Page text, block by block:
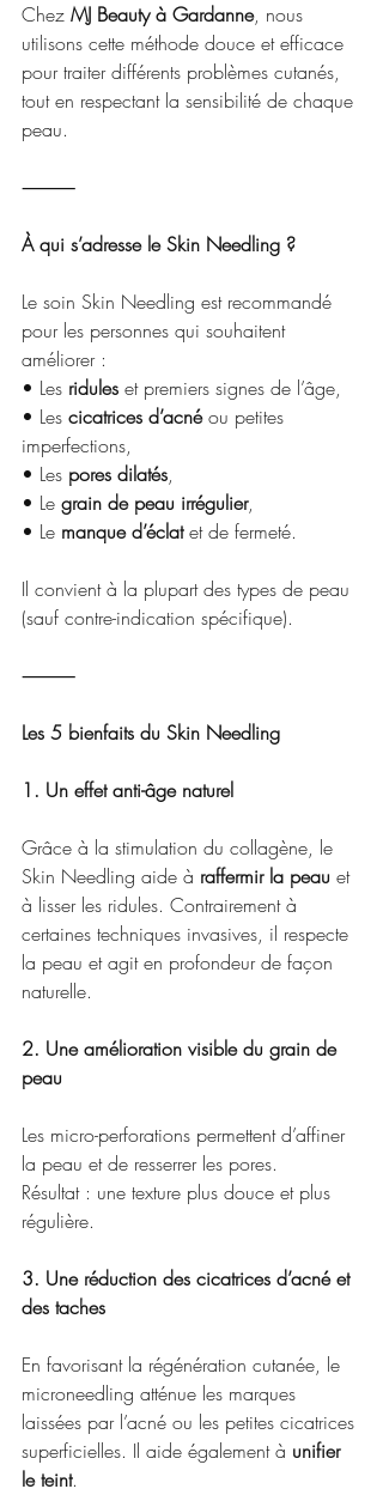
Chez MJ Beauty à Gardanne, nous
utilisons cette méthode douce et efficace
pour traiter différents problèmes cutanés,
tout en respectant la sensibilité de chaque
peau.
⸻
À qui s’adresse le Skin Needling ?
Le soin Skin Needling est recommandé
pour les personnes qui souhaitent
améliorer :
• Les ridules et premiers signes de l’âge,
• Les cicatrices d’acné ou petites
imperfections,
• Les pores dilatés,
• Le grain de peau irrégulier,
• Le manque d’éclat et de fermeté.
Il convient à la plupart des types de peau
(sauf contre-indication spécifique).
⸻
Les 5 bienfaits du Skin Needling
1. Un effet anti-âge naturel
Grâce à la stimulation du collagène, le
Skin Needling aide à raffermir la peau et
à lisser les ridules. Contrairement à
certaines techniques invasives, il respecte
la peau et agit en profondeur de façon
naturelle.
2. Une amélioration visible du grain de
peau
Les micro-perforations permettent d’affiner
la peau et de resserrer les pores.
Résultat : une texture plus douce et plus
régulière.
3. Une réduction des cicatrices d’acné et
des taches
En favorisant la régénération cutanée, le
microneedling atténue les marques
laissées par l’acné ou les petites cicatrices
superficielles. Il aide également à unifier
le teint.